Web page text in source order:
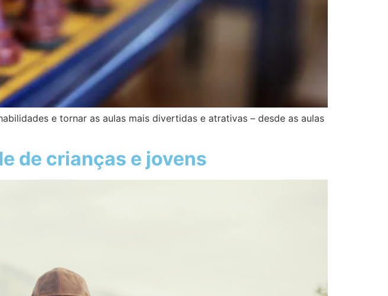
e tornar as aulas mais divertidas e atrativas – desde as aulas
de crianças e jovens